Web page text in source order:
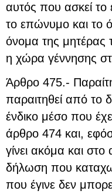
αυτός που ασκεί
το επώνυμο και το
όνομα της μητέρας
η χώρα γέννησης
Άρθρο 475.-
παραιτηθεί από το
ένδικο μέσο που
άρθρο 474 και,
γίνει ακόμα και στο
δήλωση που
που έγινε δεν